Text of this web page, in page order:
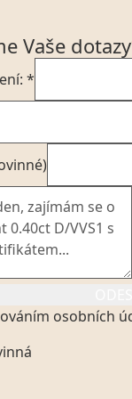
Vaše dotazy
*
osobních
odkaz, v
souhlasím se